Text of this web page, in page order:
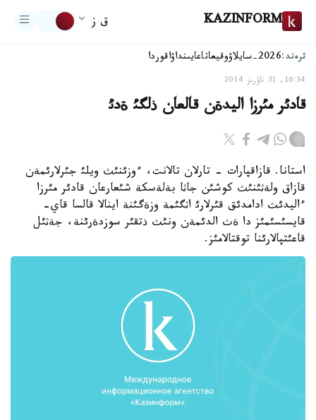
KAZINFORM ق ز
ترەند:2026-سايلاۋ وقيعاتاعايىنداۋاقوردا
16:34, 31 ناۋرىز 2014
قادئر مئرزا اليدةن قالعان ذلگئ ةدئ
استانا. قازاقپارات - تارلان تالانت، ءوزئنئث ويلئ جئرلارئمةن
قازاق ولةثئنئث كوشئن جاثا بةلةسكة شئعارعان قادئر مئرزا
ءاليدئث ادامدئق قئرلارئ اثگئمة وزةگئنة اينالا قالسا قاي-
قايسئسئمئز دا ةث الدئمةن ونئث ذتقئر سوزدةرئنة، جةثئل
قاعئتپالارئنا توقتالامئز.